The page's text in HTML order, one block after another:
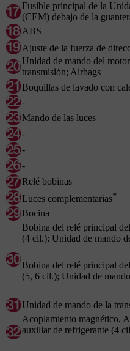
Fusible principal de la
(CEM) debajo de la
ABS
Ajuste de la fuerza de
Unidad de mando del
transmisión; Airbags
Boquillas de lavado con
-
Mando de las luces
-
-
-
Relé bobinas
Luces complementarias*
Bocina
Bobina del relé principal
(4 cil.): Unidad de mando
Bobina del relé principal
(5, 6 cil.); Unidad de
Unidad de mando de la
Acoplamiento magnético,
auxiliar de refrigerante (4